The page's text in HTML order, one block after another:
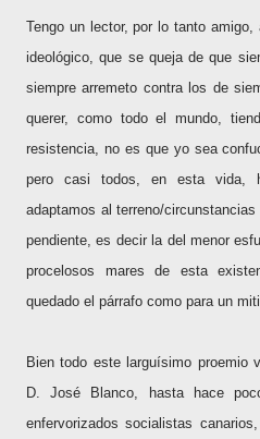
Tengo un lector, por lo tanto
ideológico, que se queja de que
siempre arremeto contra los de
querer, como todo el mundo,
resistencia, no es que yo sea
pero casi todos, en esta vida,
adaptamos al terreno/
pendiente, es decir la del menor
procelosos mares de esta
quedado el párrafo como para un
Bien todo este larguísimo proemio
D. José Blanco, hasta hace
enfervorizados socialistas